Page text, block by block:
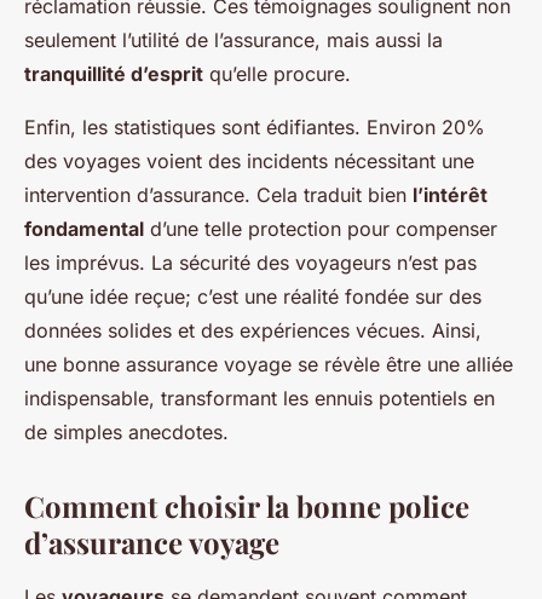
réclamation réussie. Ces témoignages soulignent non
seulement l’utilité de l’assurance, mais aussi la
tranquillité d’esprit qu’elle procure.
Enfin, les statistiques sont édifiantes. Environ 20%
des voyages voient des incidents nécessitant une
intervention d’assurance. Cela traduit bien l’intérêt
fondamental d’une telle protection pour compenser
les imprévus. La sécurité des voyageurs n’est pas
qu’une idée reçue; c’est une réalité fondée sur des
données solides et des expériences vécues. Ainsi,
une bonne assurance voyage se révèle être une alliée
indispensable, transformant les ennuis potentiels en
de simples anecdotes.
Comment choisir la bonne police
d’assurance voyage